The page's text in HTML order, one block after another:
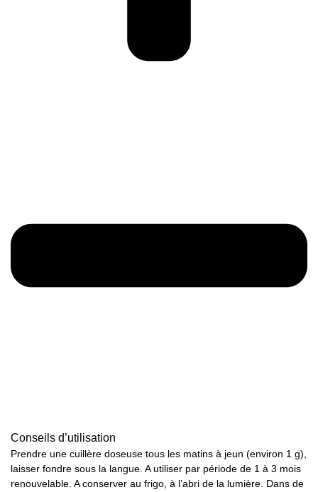
Conseils d’utilisation
Prendre une cuillère doseuse tous les matins à jeun (environ 1 g),
laisser fondre sous la langue. A utiliser par période de 1 à 3 mois
renouvelable. A conserver au frigo, à l’abri de la lumière. Dans de